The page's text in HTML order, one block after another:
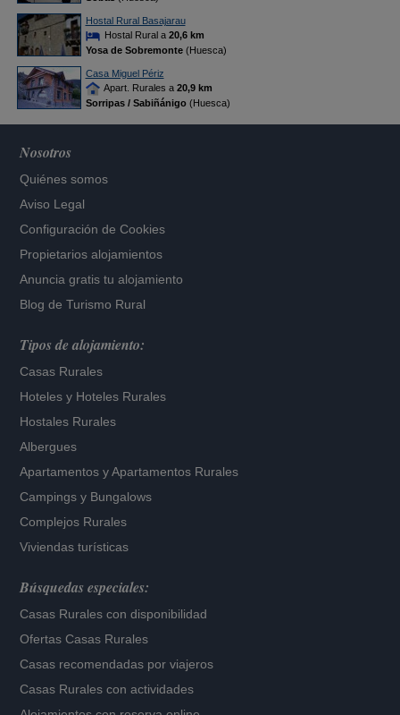
Hostal Rural Basajarau
Hostal Rural a 20,6 km
Yosa de Sobremonte(Huesca)
Casa Miguel Périz
Apart. Rurales a 20,9 km
Sorripas / Sabiñánigo(Huesca)
Nosotros
Quiénes somos
Aviso Legal
Configuración de Cookies
Propietarios alojamientos
Anuncia gratis tu alojamiento
Blog de Turismo Rural
Tipos de alojamiento:
Casas Rurales
Hoteles y Hoteles Rurales
Hostales Rurales
Albergues
Apartamentos yApartamentos Rurales
Campings y Bungalows
Complejos Rurales
Viviendas turísticas
Búsquedas especiales:
Casas Rurales con disponibilidad
Ofertas Casas Rurales
Casas recomendadas por viajeros
Casas Rurales con actividades